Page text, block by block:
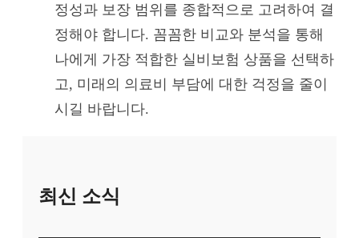
정성과 보장 범위를 종합적으로 고려하여 결
정해야 합니다. 꼼꼼한 비교와 분석을 통해
나에게 가장 적합한 실비보험 상품을 선택하
고, 미래의 의료비 부담에 대한 걱정을 줄이
시길 바랍니다.
최신 소식